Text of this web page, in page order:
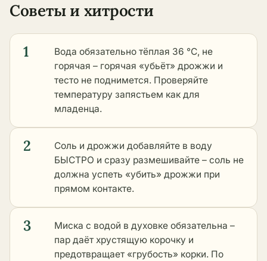
Советы и хитрости
1
Вода обязательно тёплая 36 °C, не
горячая – горячая «убьёт» дрожжи и
тесто не поднимется. Проверяйте
температуру запястьем как для
младенца.
2
Соль и дрожжи добавляйте в воду
БЫСТРО и сразу размешивайте – соль не
должна успеть «убить» дрожжи при
прямом контакте.
3
Миска с водой в духовке обязательна –
пар даёт хрустящую корочку и
предотвращает «грубость» корки. По